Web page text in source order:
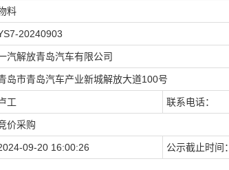
料
20240903
汽解放青岛汽车有限公司
岛市青岛汽车产业新城解放大道100号
工 联系电话：
价采购
09-20 16:00:26 公示截止时间：